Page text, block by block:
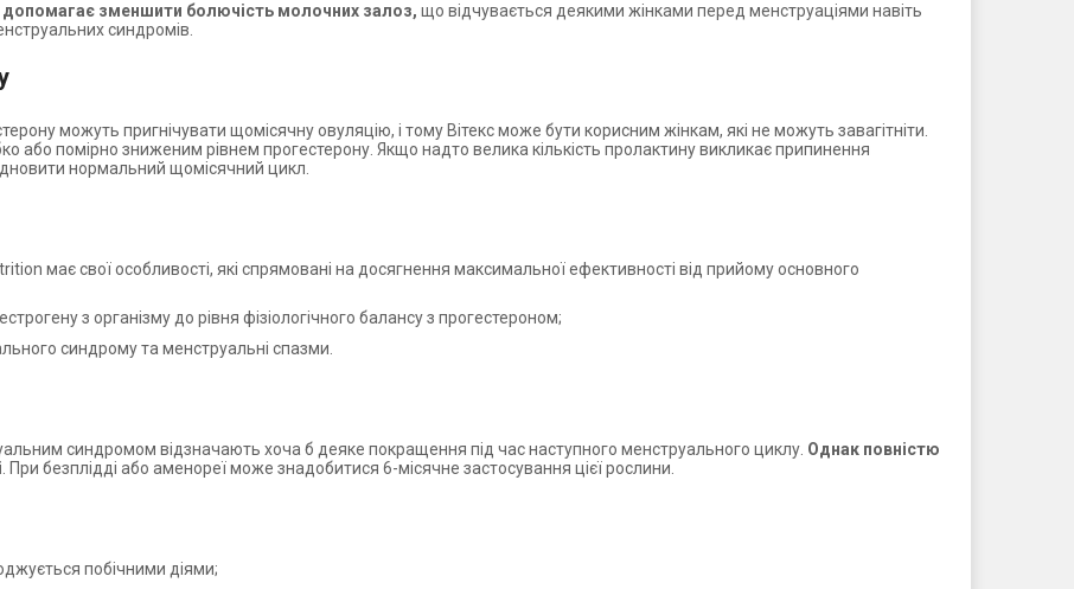
допомагає зменшити болючість молочних залоз, що відчувається деякими жінками перед менструаціями навіть
синдромів.
можуть пригнічувати щомісячну овуляцію, і тому Вітекс може бути корисним жінкам, які не можуть завагітніти.
або помірно зниженим рівнем прогестерону. Якщо надто велика кількість пролактину викликає припинення
нормальний щомісячний цикл.
має свої особливості, які спрямовані на досягнення максимальної ефективності від прийому основного
з організму до рівня фізіологічного балансу з прогестероном;
синдрому та менструальні спазми.
синдромом відзначають хоча б деяке покращення під час наступного менструального циклу. Однак повністю
. При безплідді або аменореї може знадобитися 6-місячне застосування цієї рослини.
побічними діями;